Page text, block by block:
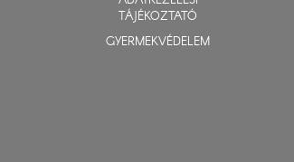
TÁJÉKOZTATÓ
GYERMEKVÉDELEM